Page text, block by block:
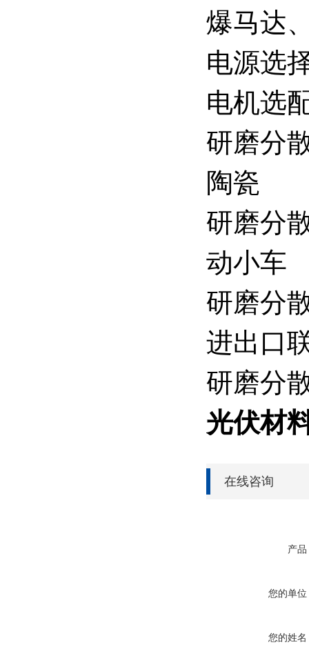
爆马达
电源选
电机选
研磨分
陶瓷
研磨分
动小车
研磨分
进出口
研磨分
光伏材
在线咨询
产品
您的单位
您的姓名